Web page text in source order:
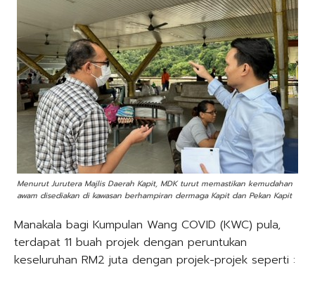
Menurut Jurutera Majlis Daerah Kapit, MDK turut memastikan kemudahan
awam disediakan di kawasan berhampiran dermaga Kapit dan Pekan Kapit
Manakala bagi Kumpulan Wang COVID (KWC) pula,
terdapat 11 buah projek dengan peruntukan
keseluruhan RM2 juta dengan projek-projek seperti :